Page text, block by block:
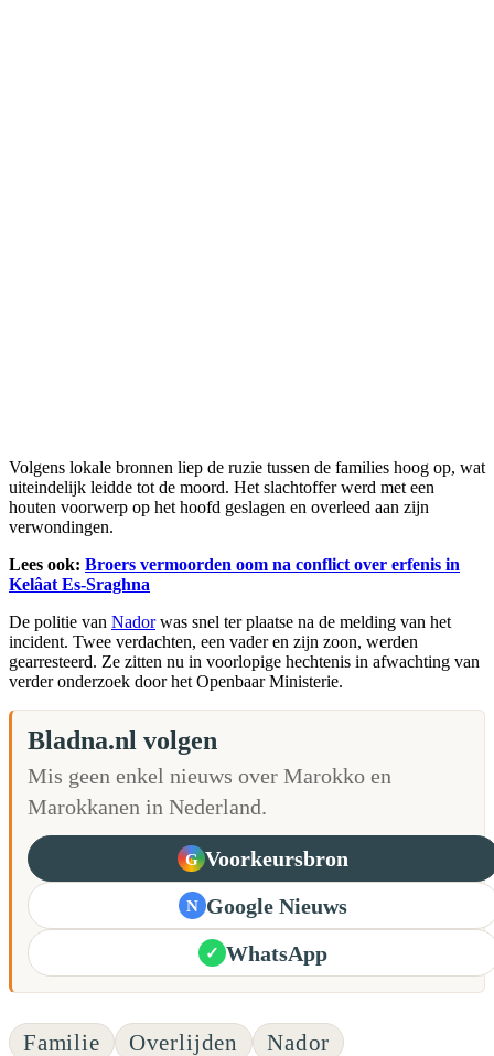
Volgens lokale bronnen liep de ruzie tussen de families hoog op, wat
uiteindelijk leidde tot de moord. Het slachtoffer werd met een
houten voorwerp op het hoofd geslagen en overleed aan zijn
verwondingen.
Lees ook: Broers vermoorden oom na conflict over erfenis in
Kelâat Es-Sraghna
De politie van Nadorwas snel ter plaatse na de melding van het
incident. Twee verdachten, een vader en zijn zoon, werden
gearresteerd. Ze zitten nu in voorlopige hechtenis in afwachting van
verder onderzoek door het Openbaar Ministerie.
Bladna.nl volgen
Mis geen enkel nieuws over Marokko en
Marokkanen in Nederland.
G Voorkeursbron
N Google Nieuws
✓ WhatsApp
Familie Overlijden
Nador